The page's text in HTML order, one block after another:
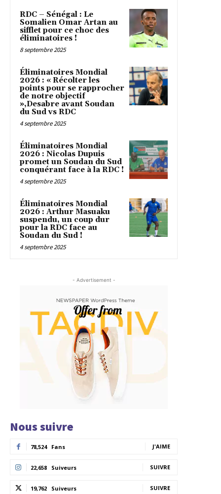
RDC – Sénégal : Le
Somalien Omar Artan au
sifflet pour ce choc des
éliminatoires !
8 septembre 2025
Éliminatoires Mondial
2026 : « Récolter les
points pour se rapprocher
de notre objectif
»,Desabre avant Soudan
du Sud vs RDC
4 septembre 2025
Éliminatoires Mondial
2026 : Nicolas Dupuis
promet un Soudan du Sud
conquérant face à la RDC !
4 septembre 2025
Éliminatoires Mondial
2026 : Arthur Masuaku
suspendu, un coup dur
pour la RDC face au
Soudan du Sud !
4 septembre 2025
- Advertisement -
Nous suivre
78,524 Fans J'AIME
22,658 Suiveurs SUIVRE
19,762 Suiveurs SUIVRE